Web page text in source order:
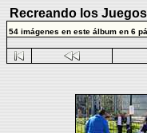
Recreando los
54 imágenes en este álbum en 6